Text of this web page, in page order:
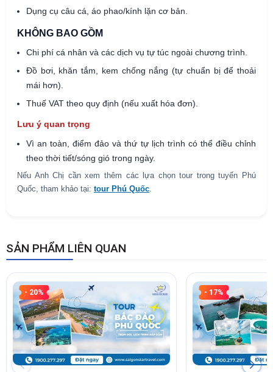
Dụng cụ câu cá, áo phao/kính lặn cơ bản.
KHÔNG BAO GỒM
Chi phí cá nhân và các dịch vụ tự túc ngoài chương trình.
Đồ bơi, khăn tắm, kem chống nắng (tự chuẩn bị để thoải
mái hơn).
Thuế VAT theo quy định (nếu xuất hóa đơn).
Lưu ý quan trọng
Vì an toàn, điểm đảo và thứ tự lịch trình có thể điều chỉnh
theo thời tiết/sóng gió trong ngày.
Nếu Anh Chị cần xem thêm các lựa chọn tour trong tuyến Phú
Quốc, tham khảo tại: tour Phú Quốc.
SẢN PHẨM LIÊN QUAN
- 20% - 17%